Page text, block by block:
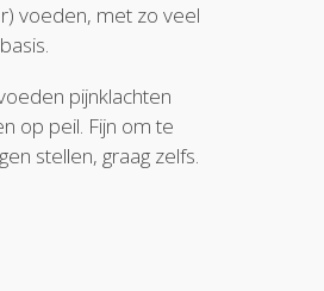
voeden, met zo veel
pijnklachten
op peil. Fijn om te
stellen, graag zelfs.